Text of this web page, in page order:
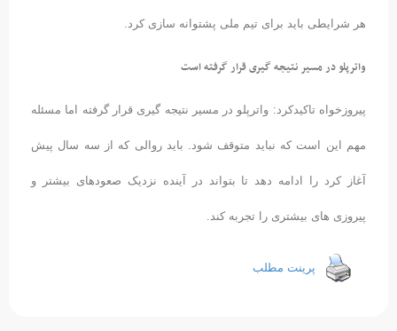
هر شرایطی باید برای تیم ملی پشتوانه سازی کرد.
واترپلو در مسیر نتیجه گیری قرار گرفته است
پیروزخواه تاکیدکرد: واترپلو در مسیر نتیجه گیری قرار گرفته اما مسئله
مهم این است که نباید متوقف شود. باید روالی که از سه سال پیش
آغاز کرد را ادامه دهد تا بتواند در آینده نزدیک صعودهای بیشتر و
پیروزی های بیشتری را تجربه کند.
پرینت مطلب